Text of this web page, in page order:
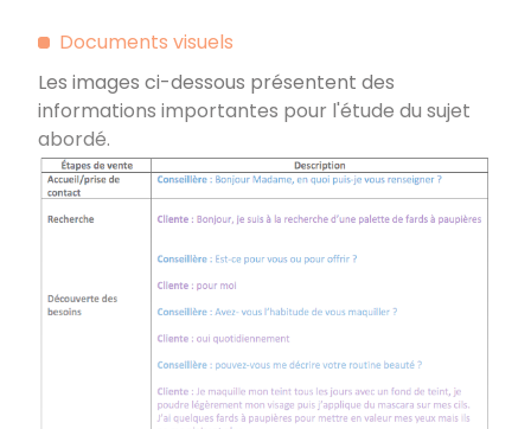
Documents visuels
Les images ci-dessous présentent des
informations importantes pour l'étude du sujet
abordé.